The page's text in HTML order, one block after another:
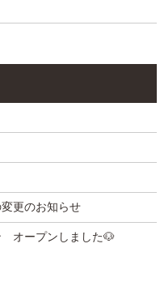
更のお知らせ
オープンしました🐶